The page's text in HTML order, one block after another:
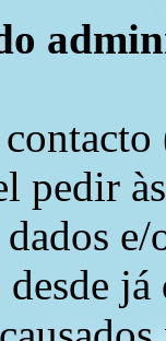
pedir
desde